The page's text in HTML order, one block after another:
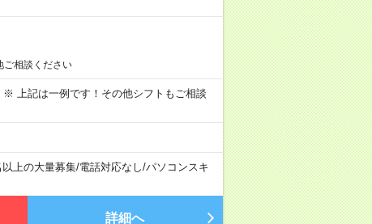
相談ください
※ 上記は一例です！その他シフトもご相談
以上の大量募集/電話対応なし/パソコンスキ
詳細へ